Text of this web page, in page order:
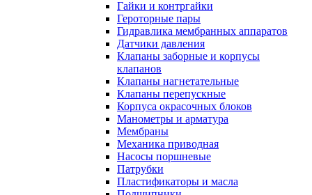
Гайки и контргайки
Героторные пары
Гидравлика мембранных аппаратов
Датчики давления
Клапаны заборные и корпусы
клапанов
Клапаны нагнетательные
Клапаны перепускные
Корпуса окрасочных блоков
Манометры и арматура
Мембраны
Механика приводная
Насосы поршневые
Патрубки
Пластификаторы и масла